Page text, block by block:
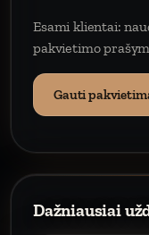
Esami klientai:
pakvietimo
Gauti
Dažniausiai